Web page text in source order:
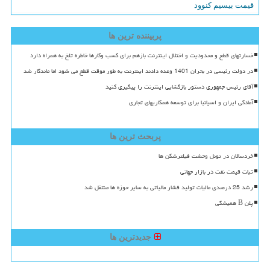
قیمت بیسیم کنوود
پربیننده ترین ها
خسارتهای قطع و محدودیت و اختلال اینترنت بازهم برای کسب وکارها خاطره تلخ به همراه دارد
در دولت رئیسی در بحران 1401 وعده دادند اینترنت به طور موقت قطع می شود اما ماندگار شد
آقای رئیس جمهوری دستور بازگشایی اینترنت را پیگیری کنید
آمادگی ایران و اسپانیا برای توسعه همکاریهای تجاری
پربحث ترین ها
خردسالان در تونل وحشت فیلترشکن ها
ثبات قیمت نفت در بازار جهانی
رشد 25 درصدی مالیات تولید فشار مالیاتی به سایر حوزه ها منتقل شد
پلن B همیشگی
جدیدترین ها